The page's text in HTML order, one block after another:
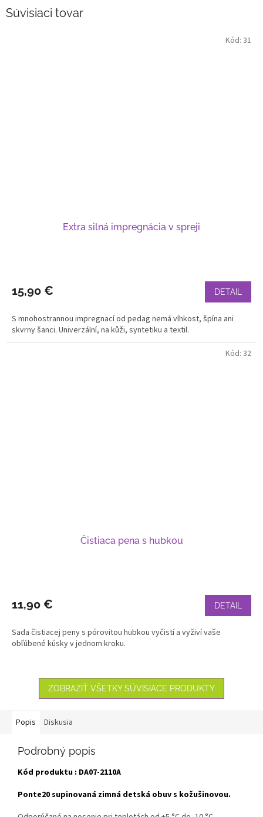
Súvisiaci tovar
Extra silná impregnácia v spreji
15,90 € DETAIL
S mnohostrannou impregnací od pedag nemá vlhkost, špína ani
skvrny šanci. Univerzální, na kůži, syntetiku a textil.
Kód: 31
Čistiaca pena s hubkou
11,90 € DETAIL
Sada čistiacej peny s pórovitou hubkou vyčistí a vyživí vaše
obľúbené kúsky v jednom kroku.
Kód: 32
ZOBRAZIŤ VŠETKY SÚVISIACE PRODUKTY
Popis Diskusia
Podrobný popis
Kód produktu : DA07-2110A
Ponte20 supinovaná zimná detská obuv s kožušinovou.